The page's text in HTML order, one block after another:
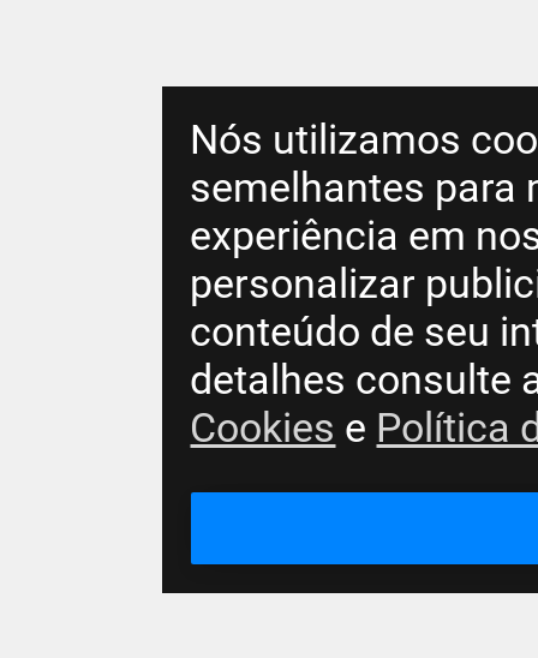
Nós utilizamos
semelhantes para
experiência em
personalizar
conteúdo de seu
detalhes consulte
Cookies e Política